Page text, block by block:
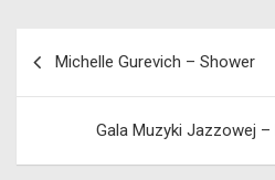
Michelle Gurevich – Shower
Gala Muzyki Jazzowej